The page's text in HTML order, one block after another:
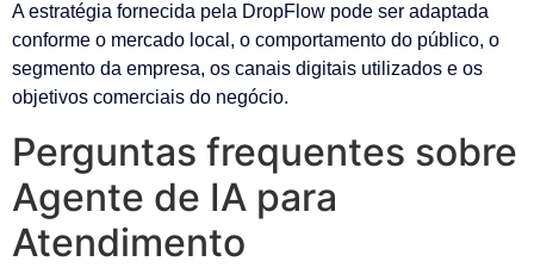
A estratégia fornecida pela DropFlow pode ser adaptada
conforme o mercado local, o comportamento do público, o
segmento da empresa, os canais digitais utilizados e os
objetivos comerciais do negócio.
Perguntas frequentes sobre
Agente de IA para
Atendimento